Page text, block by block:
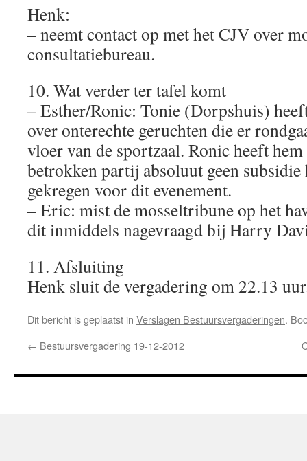
Henk:
– neemt contact op met het CJV over
consultatiebureau.
10. Wat verder ter tafel komt
– Esther/Ronic: Tonie (Dorpshuis)
over onterechte geruchten die er
vloer van de sportzaal. Ronic heeft
betrokken partij absoluut geen subsidie
gekregen voor dit evenement.
– Eric: mist de mosseltribune op het
dit inmiddels nagevraagd bij Harry
11. Afsluiting
Henk sluit de vergadering om 22.13
Dit bericht is geplaatst in Verslagen Bestuursvergaderingen.
← Bestuursvergadering 19-12-2012